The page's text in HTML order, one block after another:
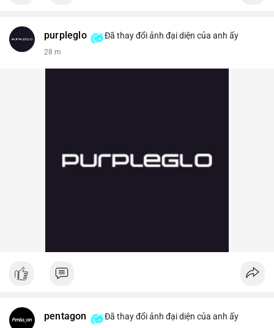
purpleglo Đã thay đổi ảnh đại diện của anh ấy
28 m
pentagon Đã thay đổi ảnh đại diện của anh ấy